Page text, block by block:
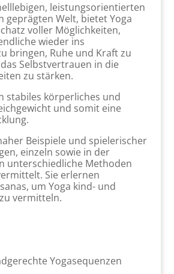
leistungsorientierten
geprägten Welt, bietet Yoga
voller Möglichkeiten,
wieder ins
bringen, Ruhe und Kraft zu
Selbstvertrauen in die
zu stärken.
stabiles körperliches und
und somit eine
Beispiele und spielerischer
einzeln sowie in der
unterschiedliche Methoden
Sie erlernen
um Yoga kind- und
vermitteln.
Yogasequenzen